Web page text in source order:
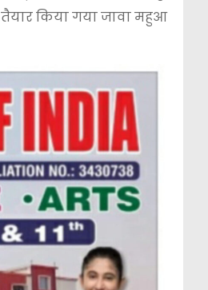
तैयार किया गया जावा महुआ